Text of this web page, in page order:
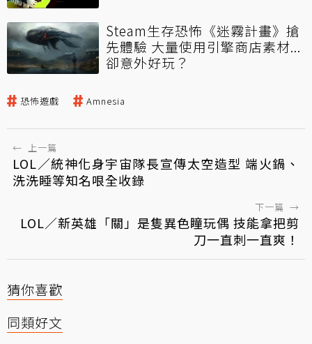
Steam生存恐怖《迷霧計畫》搶
先體驗 大量使用引擎商店素材...
卻意外好玩？
恐怖遊戲 Amnesia
← 上一篇
LOL／統神化身宇宙隊長宣傳太空造型 端火鍋、
洗洗睡等知名哏全收錄
下一篇 →
LOL／新英雄「關」是隻異色瞳玩偶 技能拿把剪
刀一直刺一直爽！
猜你喜歡
同類好文